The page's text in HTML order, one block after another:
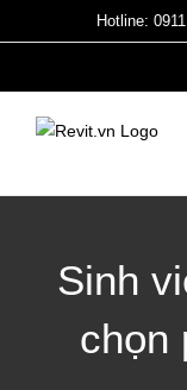
to
Hotline:
Sinh
chọn